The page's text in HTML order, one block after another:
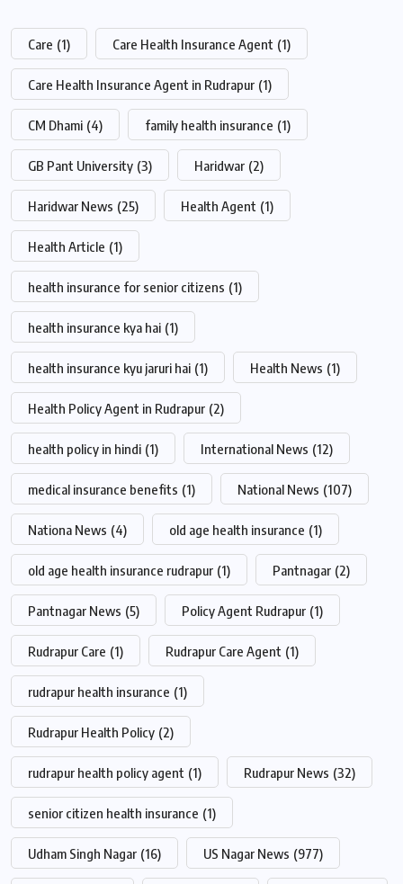
Care (1) Care Health Insurance Agent (1)
Care Health Insurance Agent in Rudrapur (1)
CM Dhami (4) family health insurance (1)
GB Pant University (3) Haridwar (2)
Haridwar News (25) Health Agent (1)
Health Article (1)
health insurance for senior citizens (1)
health insurance kya hai (1)
health insurance kyu jaruri hai (1) Health News (1)
Health Policy Agent in Rudrapur (2)
health policy in hindi (1) International News (12)
medical insurance benefits (1) National News (107)
Nationa News (4) old age health insurance (1)
old age health insurance rudrapur (1) Pantnagar (2)
Pantnagar News (5) Policy Agent Rudrapur (1)
Rudrapur Care (1) Rudrapur Care Agent (1)
rudrapur health insurance (1)
Rudrapur Health Policy (2)
rudrapur health policy agent (1) Rudrapur News (32)
senior citizen health insurance (1)
Udham Singh Nagar (16) US Nagar News (977)